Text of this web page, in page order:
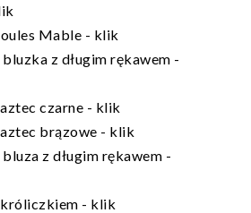
Mable - klik
z długim rękawem -
czarne - klik
brązowe - klik
z długim rękawem -
- klik